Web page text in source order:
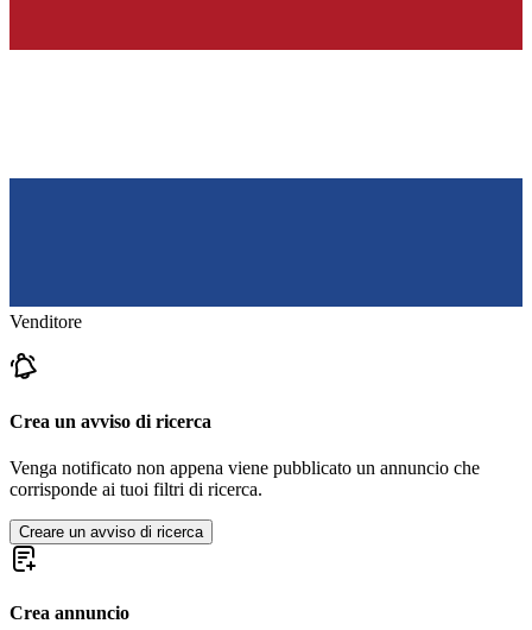
Venditore
Crea un avviso di ricerca
Venga notificato non appena viene pubblicato un annuncio che
corrisponde ai tuoi filtri di ricerca.
Creare un avviso di ricerca
Crea annuncio